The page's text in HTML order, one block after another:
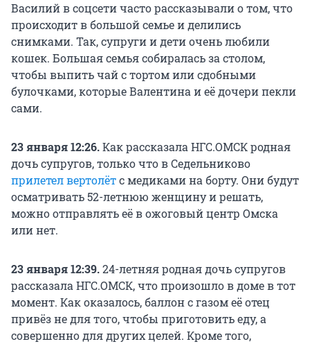
Василий в соцсети часто рассказывали о том, что
происходит в большой семье и делились
снимками. Так, супруги и дети очень любили
кошек. Большая семья собиралась за столом,
чтобы выпить чай с тортом или сдобными
булочками, которые Валентина и её дочери пекли
сами.
23 января 12:26.Как рассказала НГС.ОМСК родная
дочь супругов, только что в Седельниково
прилетел вертолётс медиками на борту. Они будут
осматривать 52-летнюю женщину и решать,
можно отправлять её в ожоговый центр Омска
или нет.
23 января 12:39.24-летняя родная дочь супругов
рассказала НГС.ОМСК, что произошло в доме в тот
момент. Как оказалось, баллон с газом её отец
привёз не для того, чтобы приготовить еду, а
совершенно для других целей. Кроме того,